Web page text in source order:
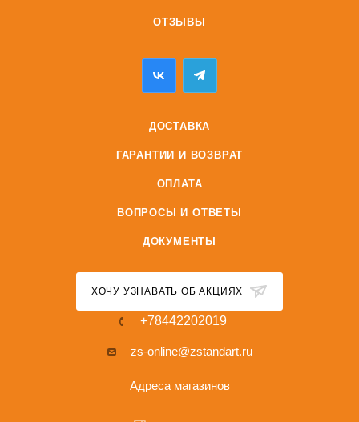
ОТЗЫВЫ
ДОСТАВКА
ГАРАНТИИ И ВОЗВРАТ
ОПЛАТА
ВОПРОСЫ И ОТВЕТЫ
ДОКУМЕНТЫ
ХОЧУ УЗНАВАТЬ ОБ АКЦИЯХ
+78442202019
zs-online@zstandart.ru
Адреса магазинов